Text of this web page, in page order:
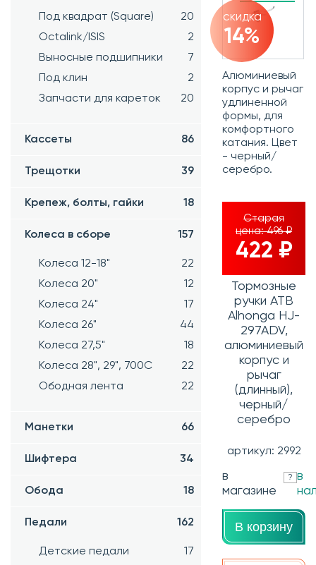
Под квадрат (Square)
20
Octalink/ISIS
2
Выносные подшипники
7
Под клин
2
Запчасти для кареток
20
Кассеты 86
Трещотки 39
Крепеж, болты, гайки 18
Колеса в сборе 157
Колеса 12-18"
22
Колеса 20"
12
Колеса 24"
17
Колеса 26"
44
Колеса 27,5"
18
Колеса 28", 29", 700С
22
Ободная лента
22
Манетки 66
Шифтера 34
Обода 18
Педали 162
Детские педали
17
скидка
14%
Алюминиевый
корпус и рычаг
удлиненной
формы, для
комфортного
катания. Цвет
- черный/
серебро.
Старая
цена:496 ₽
422 ₽
Тормозные
ручки ATB
Alhonga HJ-
297ADV,
алюминиевый
корпус и
рычаг
(длинный),
черный/
серебро
артикул: 2992
в
магазине
? в
В корзину